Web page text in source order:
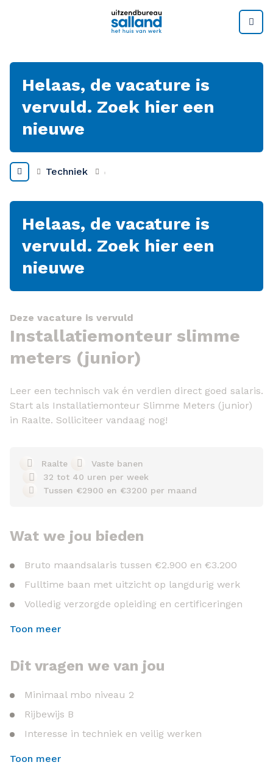
Helaas, de vacature is
vervuld. Zoek hier een
nieuwe
Techniek
Helaas, de vacature is
vervuld. Zoek hier een
nieuwe
Deze vacature is vervuld
Installatiemonteur slimme
meters (junior)
Leer een technisch vak én verdien direct goed salaris.
Start als Installatiemonteur Slimme Meters (junior)
in Raalte. Solliciteer vandaag nog!
Raalte
Vaste banen
32 tot 40 uren per week
Tussen €2900 en €3200 per maand
Wat we jou bieden
Bruto maandsalaris tussen €2.900 en €3.200
Fulltime baan met uitzicht op langdurig werk
Volledig verzorgde opleiding en certificeringen
Pensioenopbouw volgens CAO Metaal & Techniek
Toon meer
Dit vragen we van jou
Minimaal mbo niveau 2
Rijbewijs B
Interesse in techniek en veilig werken
Toon meer